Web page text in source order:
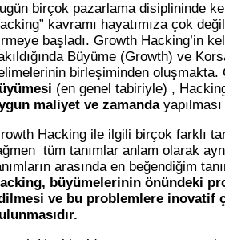
birçok pazarlama disiplininde
kavramı hayatımıza çok
başladı. Growth Hacking’in
Büyüme (Growth) ve
birleşiminden oluşmakta.
(en genel tabiriyle) ,
maliyet ve zamanda
Hacking ile ilgili birçok farklı
tüm tanımlar anlam olarak
arasında en beğendiğim
büyümelerinin önündeki
ve bu problemlere inovatif